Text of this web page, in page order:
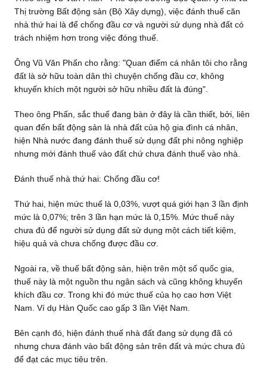
Thị trường Bất động sản (Bộ Xây dựng), việc đánh thuế căn
nhà thứ hai là để chống đầu cơ và người sử dụng nhà đất có
trách nhiệm hơn trong việc đóng thuế.
Ông Vũ Văn Phấn cho rằng: "Quan điểm cá nhân tôi cho rằng
đất là sở hữu toàn dân thì chuyện chống đầu cơ, không
khuyến khích một người sở hữu nhiều đất là đúng".
Theo ông Phấn, sắc thuế đang bàn ở đây là cần thiết, bởi, liên
quan đến bất động sản là nhà đất của hộ gia đình cá nhân,
hiện Nhà nước đang đánh thuế sử dụng đất phi nông nghiệp
nhưng mới đánh thuế vào đất chứ chưa đánh thuế vào nhà.
Đánh thuế nhà thứ hai: Chống đầu cơ!
Thứ hai, hiện mức thuế là 0,03%, vượt quá giới hạn 3 lần định
mức là 0,07%; trên 3 lần hạn mức là 0,15%. Mức thuế này
chưa đủ để người sử dụng đất sử dụng một cách tiết kiệm,
hiệu quả và chưa chống được đầu cơ.
Ngoài ra, về thuế bất động sản, hiện trên một số quốc gia,
thuế này là một nguồn thu ngân sách và cũng không khuyến
khích đầu cơ. Trong khi đó mức thuế của họ cao hơn Việt
Nam. Ví dụ Hàn Quốc cao gấp 3 lần Việt Nam.
Bên cạnh đó, hiện đánh thuế nhà đất đang sử dụng đã có
nhưng chưa đánh vào bất động sản trên đất và mức chưa đủ
để đạt các mục tiêu trên.